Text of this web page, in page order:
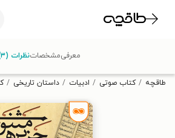
تخفیف از طاقچه دریافت
طاقچه کتاب صوتی ادبیات داستان تاریخی
معرفیمشخصاتنظرات (۳)